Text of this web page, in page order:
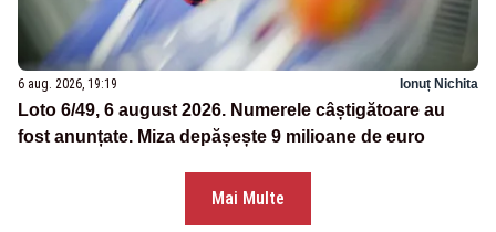
6 aug. 2026, 19:19 Ionuț Nichita
Loto 6/49, 6 august 2026. Numerele câștigătoare au
fost anunțate. Miza depășește 9 milioane de euro
Mai Multe